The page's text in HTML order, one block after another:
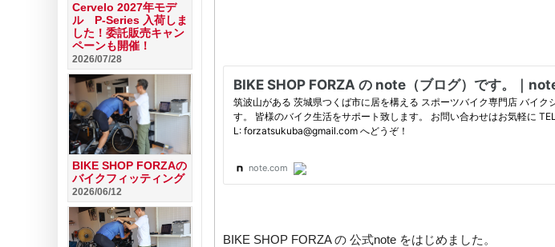
BIKE SHOP FORZA の 公式note をはじめました。
Cervelo 2027年モデ
ル P-Series 入荷しま
した！委託販売キャン
ペーンも開催！
2026/07/28
BIKE SHOP FORZAの
バイクフィッティング
2026/06/12